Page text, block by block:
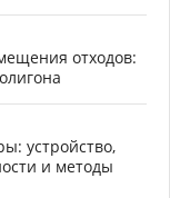
отходов:
устройство,
и методы